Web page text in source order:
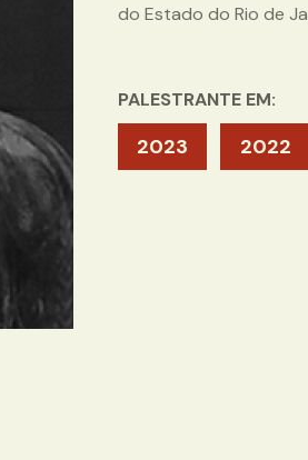
do Estado do Rio de
PALESTRANTE EM:
2023 2022